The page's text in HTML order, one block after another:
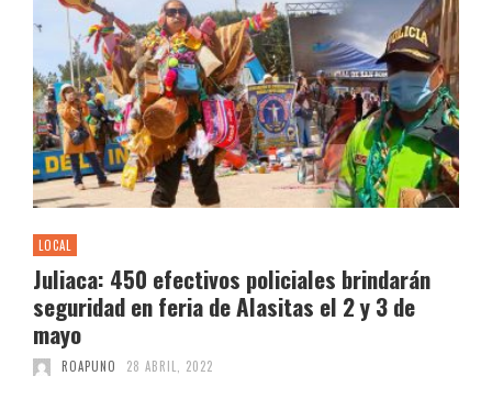
LOCAL
Juliaca: 450 efectivos policiales brindarán
seguridad en feria de Alasitas el 2 y 3 de
mayo
ROAPUNO 28 ABRIL, 2022